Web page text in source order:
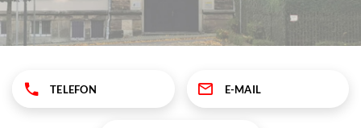
TELEFON E-MAIL